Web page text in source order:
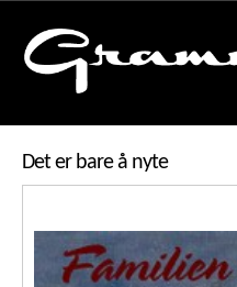
Det er bare å nyte